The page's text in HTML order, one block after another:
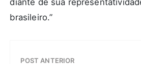
diante de sua
brasileiro.”
POST ANTERIOR